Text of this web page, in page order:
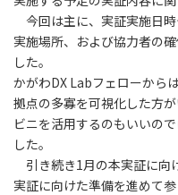
今回は主に、実証実施日
実施場所、および協力者の
した。
かがわDX Labフェローから
拠点の多寡を可視化した方
ビニを活用するのもいいの
した。
引き続き1月の本実証に向
実証に向けた準備を進めて参